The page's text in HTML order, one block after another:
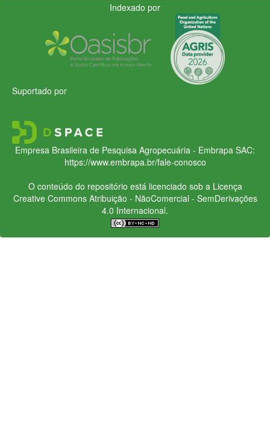
Indexado por
Suportado por
Empresa Brasileira de Pesquisa Agropecuária - Embrapa SAC:
https://www.embrapa.br/fale-conosco
O conteúdo do repositório está licenciado sob a Licença
Creative CommonsAtribuição - NãoComercial - SemDerivações
4.0 Internacional.